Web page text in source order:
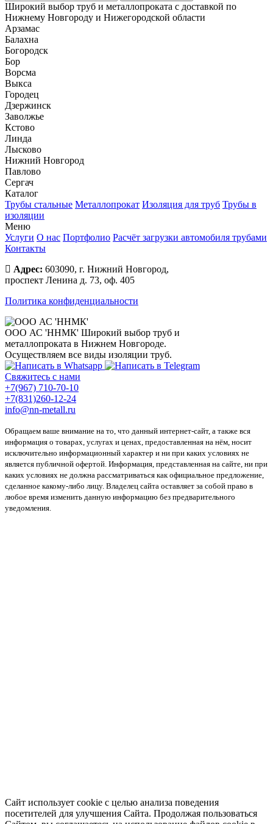
Широкий выбор труб и металлопроката с доставкой по
Нижнему Новгороду и Нижегородской области
Арзамас
Балахна
Богородск
Бор
Ворсма
Выкса
Городец
Дзержинск
Заволжье
Кстово
Линда
Лысково
Нижний Новгород
Павлово
Сергач
Каталог
Трубы стальные Металлопрокат Изоляция для труб Трубы в
изоляции
Меню
Услуги О нас Портфолио Расчёт загрузки автомобиля трубами
Контакты
Адрес: 603090, г. Нижний Новгород,
проспект Ленина д. 73, оф. 405
Политика конфиденциальности
ООО АС 'ННМК' Широкий выбор труб и
металлопроката в Нижнем Новгороде.
Осуществляем все виды изоляции труб.
Свяжитесь с нами
+7(967) 710-70-10
+7(831)260-12-24
info@nn-metall.ru
Обращаем ваше внимание на то, что данный интернет-сайт, а также вся
информация о товарах, услугах и ценах, предоставленная на нём, носит
исключительно информационный характер и ни при каких условиях не
является публичной офертой. Информация, представленная на сайте, ни при
каких условиях не должна рассматриваться как официальное предложение,
сделанное какому-либо лицу. Владелец сайта оставляет за собой право в
любое время изменить данную информацию без предварительного
уведомления.
Сайт использует cookie с целью анализа поведения
посетителей для улучшения Сайта. Продолжая пользоваться